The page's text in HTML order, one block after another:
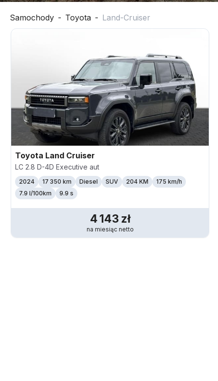
Samochody - Toyota - Land-Cruiser
Toyota Land Cruiser
LC 2.8 D-4D Executive aut
2024 17 350 km Diesel SUV 204 KM 175 km/h
7.9 l/100km
9.9 s
4 143 zł
na miesiąc netto